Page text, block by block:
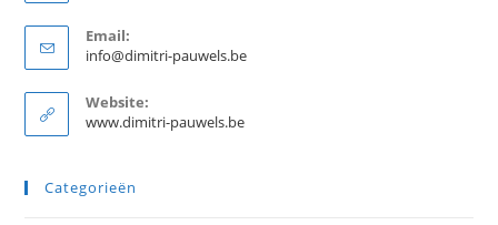
Email:
info@dimitri-pauwels.beOpent
Website:
www.dimitri-pauwels.be
Categorieën